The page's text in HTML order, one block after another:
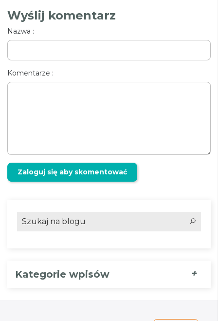
Kategorie wpisów +
Wyślij komentarz
Nazwa :
Komentarze :
Zaloguj się aby skomentować